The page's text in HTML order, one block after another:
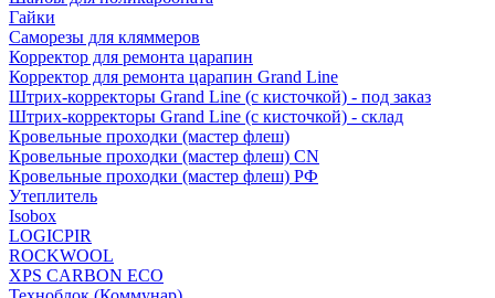
Гайки
Саморезы для кляммеров
Корректор для ремонта царапин
Корректор для ремонта царапин Grand Line
Штрих-корректоры Grand Line (с кисточкой) - под заказ
Штрих-корректоры Grand Line (с кисточкой) - склад
Кровельные проходки (мастер флеш)
Кровельные проходки (мастер флеш) CN
Кровельные проходки (мастер флеш) РФ
Утеплитель
Isobox
LOGICPIR
ROCKWOOL
XPS CARBON ECO